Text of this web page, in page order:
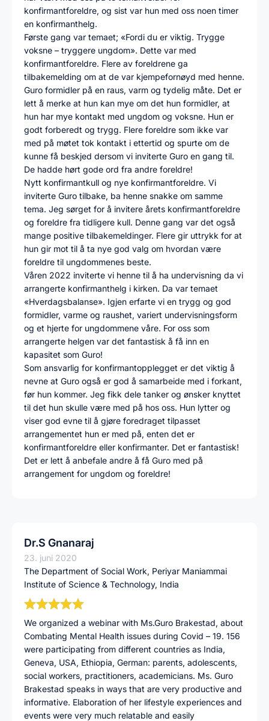
konfirmantforeldre, og sist var hun med oss noen timer
en konfirmanthelg.
Første gang var temaet; «Fordi du er viktig. Trygge
voksne – tryggere ungdom». Dette var med
konfirmantforeldre. Flere av foreldrene ga
tilbakemelding om at de var kjempefornøyd med henne.
Guro formidler på en raus, varm og tydelig måte. Det er
lett å merke at hun kan mye om det hun formidler, at
hun har mye kontakt med ungdom og voksne. Hun er
godt forberedt og trygg. Flere foreldre som ikke var
med på møtet tok kontakt i ettertid og spurte om de
kunne få beskjed dersom vi inviterte Guro en gang til.
De hadde hørt gode ord fra andre foreldre!
Nytt konfirmantkull og nye konfirmantforeldre. Vi
inviterte Guro tilbake, ba henne snakke om samme
tema. Jeg sørget for å invitere årets konfirmantforeldre
og foreldre fra tidligere kull. Denne gang var det også
mange positive tilbakemeldinger. Flere gir uttrykk for at
hun gir mot til å ta nye god valg om hvordan være
foreldre til ungdommenes beste.
Våren 2022 inviterte vi henne til å ha undervisning da vi
arrangerte konfirmanthelg i kirken. Da var temaet
«Hverdagsbalanse». Igjen erfarte vi en trygg og god
formidler, varme og raushet, variert undervisningsform
og et hjerte for ungdommene våre. For oss som
arrangerte helgen var det fantastisk å få inn en
kapasitet som Guro!
Som ansvarlig for konfirmantopplegget er det viktig å
nevne at Guro også er god å samarbeide med i forkant,
før hun kommer. Jeg fikk dele tanker og ønsker knyttet
til det hun skulle være med på hos oss. Hun lytter og
viser god evne til å gjøre foredraget tilpasset
arrangementet hun er med på, enten det er
konfirmantforeldre eller konfirmanter. Det er fantastisk!
Det er lett å anbefale andre å få Guro med på
arrangement for ungdom og foreldre!
Dr.S Gnanaraj
23. juni 2020
The Department of Social Work, Periyar Maniammai
Institute of Science & Technology, India
We organized a webinar with Ms.Guro Brakestad, about
Combating Mental Health issues during Covid – 19. 156
were participating from different countries as India,
Geneva, USA, Ethiopia, German: parents, adolescents,
social workers, practitioners, academicians. Ms. Guro
Brakestad speaks in ways that are very productive and
informative. Elaboration of her lifestyle experiences and
events were very much relatable and easily